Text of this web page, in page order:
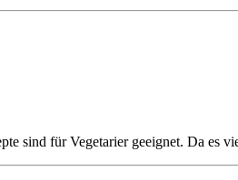
sind für Vegetarier geeignet. Da es